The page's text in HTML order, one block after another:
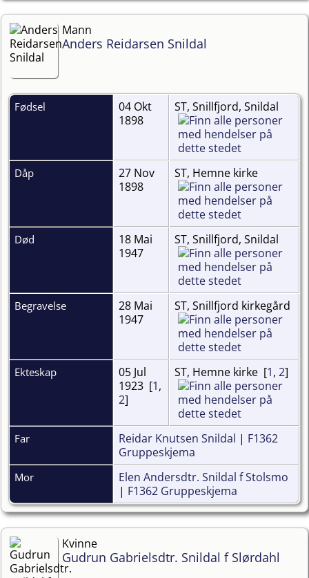
Mann
Anders Reidarsen Snildal
Fødsel
04 Okt
1898
ST, Snillfjord, Snildal
Dåp
27 Nov
1898
ST, Hemne kirke
Død
18 Mai
1947
ST, Snillfjord, Snildal
Begravelse
28 Mai
1947
ST, Snillfjord kirkegård
Ekteskap
05 Jul
1923 [1,
2]
ST, Hemne kirke [1, 2]
Far Reidar Knutsen Snildal | F1362
Gruppeskjema
Mor
Elen Andersdtr. Snildal f Stolsmo
| F1362 Gruppeskjema
Kvinne
Gudrun Gabrielsdtr. Snildal f Slørdahl